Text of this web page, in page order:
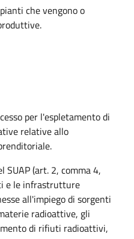
che vengono o
per l'espletamento di
relative allo
SUAP (art. 2, comma 4,
e le infrastrutture
all'impiego di sorgenti
radioattive, gli
di rifiuti radioattivi,